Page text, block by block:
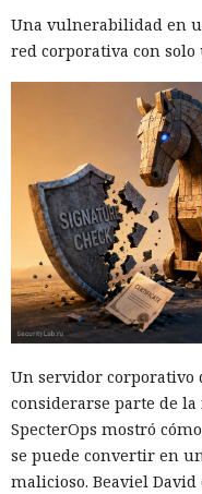
Una vulnerabilidad en
red corporativa con solo
Un servidor corporativo
considerarse parte de
SpecterOps mostró
se puede convertir en
malicioso. Beaviel